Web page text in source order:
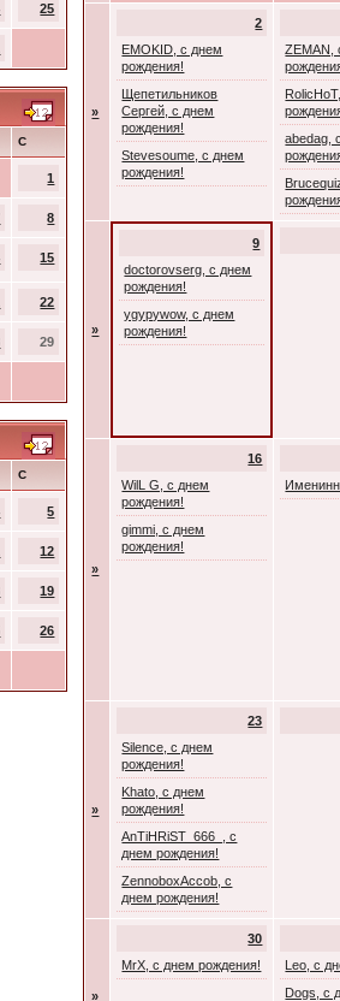
25
С
1
8
15
22
29
С
5
12
19
26
»
2
EMOKID, с днем
рождения!
Щепетильников
Сергей, с днем
рождения!
Stevesoume, с днем
рождения!
ZEMAN,
abedag,
»
9
doctorovserg, с днем
рождения!
ygypywow, с днем
рождения!
»
16
WilL G, с днем
рождения!
gimmi, с днем
рождения!
»
23
Silence, с днем
рождения!
Khato, с днем
рождения!
AnTiHRiST_666_, с
днем рождения!
ZennoboxAccob, с
днем рождения!
»
30
MrX, с днем рождения!
Leo, с
Dogs, с